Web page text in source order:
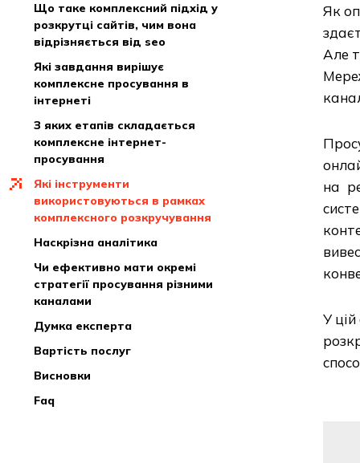
що таке комплексний підхід у
розкрутці сайтів, чим вона
відрізняється від seo
які завдання вирішує
комплексне просування в
інтернеті
з яких етапів складається
комплексне інтернет-
просування
які інструменти
використовуються в рамках
комплексного розкручування
наскрізна аналітика
чи ефективно мати окремі
стратегії просування різними
каналами
думка експерта
вартість послуг
висновки
faq
Як
Але
на
У цій